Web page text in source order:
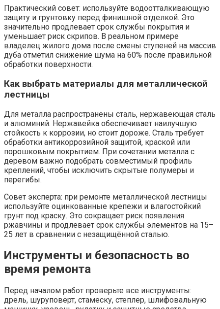
Практический совет: используйте водоотталкивающую
защиту и грунтовку перед финишной отделкой. Это
значительно продлевает срок службы покрытия и
уменьшает риск скрипов. В реальном примере
владелец жилого дома после смены ступеней на массив
дуба отметил снижение шума на 60% после правильной
обработки поверхности.
Как выбрать материалы для металлической
лестницы
Для металла распространены сталь, нержавеющая сталь
и алюминий. Нержавейка обеспечивает наилучшую
стойкость к коррозии, но стоит дороже. Сталь требует
обработки антикоррозийной защитой, краской или
порошковым покрытием. При сочетании металла с
деревом важно подобрать совместимый профиль
креплений, чтобы исключить скрытые полумеры и
перегибы.
Совет эксперта: при ремонте металлической лестницы
используйте оцинкованные крепежи и влагостойкий
грунт под краску. Это сокращает риск появления
ржавчины и продлевает срок службы элементов на 15–
25 лет в сравнении с незащищённой сталью.
Инструменты и безопасность во
время ремонта
Перед началом работ проверьте все инструменты:
дрель, шуруповёрт, стамеску, степлер, шлифовальную